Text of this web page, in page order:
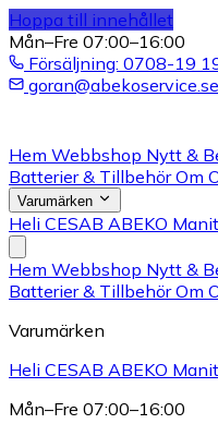
Hoppa till innehållet
Mån–Fre 07:00–16:00
Försäljning: 0708-19
goran@abekoservice.se
Hem Webbshop Nytt &
Batterier & TillbehörOm
Varumärken
Heli CESAB ABEKO
Hem Webbshop Nytt &
Batterier & TillbehörOm
Varumärken
Heli CESAB ABEKO
Mån–Fre 07:00–16:00